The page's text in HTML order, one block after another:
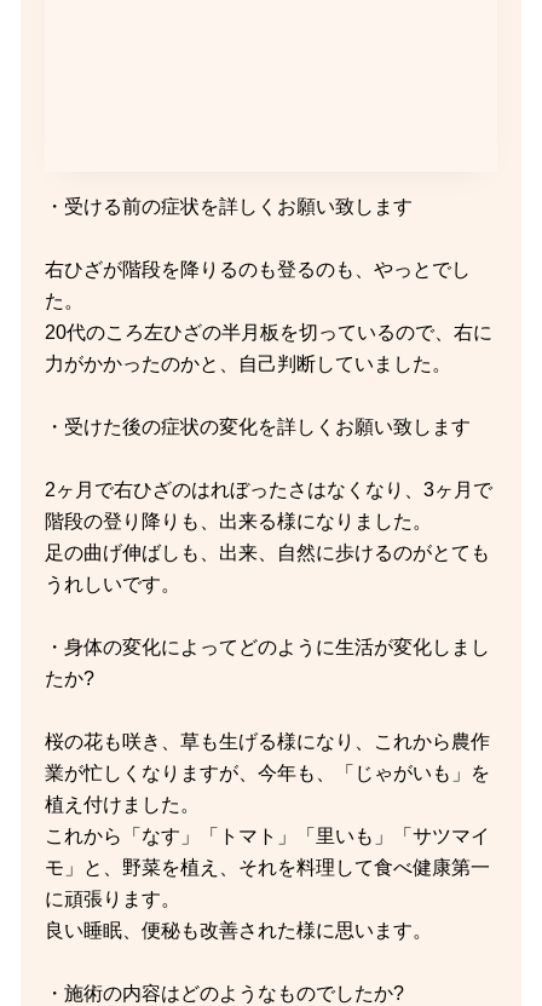
・受ける前の症状を詳しくお願い致します
右ひざが階段を降りるのも登るのも、やっとでし
た。
20代のころ左ひざの半月板を切っているので、右に
力がかかったのかと、自己判断していました。
・受けた後の症状の変化を詳しくお願い致します
2ヶ月で右ひざのはれぼったさはなくなり、3ヶ月で
階段の登り降りも、出来る様になりました。
足の曲げ伸ばしも、出来、自然に歩けるのがとても
うれしいです。
・身体の変化によってどのように生活が変化しまし
たか?
桜の花も咲き、草も生げる様になり、これから農作
業が忙しくなりますが、今年も、「じゃがいも」を
植え付けました。
これから「なす」「トマト」「里いも」「サツマイ
モ」と、野菜を植え、それを料理して食べ健康第一
に頑張ります。
良い睡眠、便秘も改善された様に思います。
・施術の内容はどのようなものでしたか?